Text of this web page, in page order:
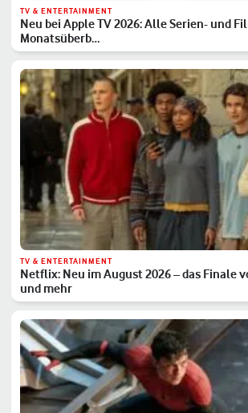
TV & ENTERTAINMENT
Neu bei Apple TV 2026: Alle Serien- und
Monatsüberb…
TV & ENTERTAINMENT
Netflix: Neu im August 2026 – das Finale
und mehr